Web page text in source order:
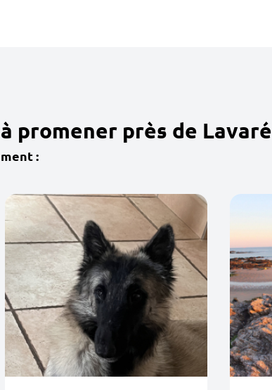
promener près de Lavaré
: